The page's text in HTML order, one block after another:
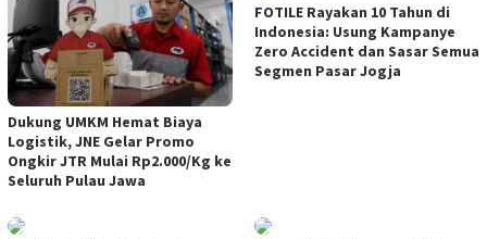
Dukung UMKM Hemat Biaya
Logistik, JNE Gelar Promo
Ongkir JTR Mulai Rp2.000/Kg ke
Seluruh Pulau Jawa
FOTILE Rayakan 10 Tahun di
Indonesia: Usung Kampanye
Zero Accident dan Sasar Semua
Segmen Pasar Jogja